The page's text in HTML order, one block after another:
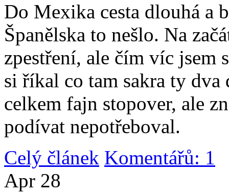
Do Mexika cesta dlouhá a
Španělska to nešlo. Na
zpestření, ale čím víc jsem
si říkal co tam sakra ty
celkem fajn stopover, ale
podívat nepotřeboval.
Celý článek Komentářů: 1
Apr 28